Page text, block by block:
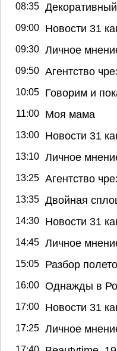
08:35
09:00 Новости 31
09:30 Личное
09:50 Агентство
10:05 Говорим и
11:00 Моя мама
13:00 Новости 31
13:10 Личное
13:25 Агентство
13:35 Двойная
14:30 Новости 31
14:45 Личное
15:05 Разбор
16:00 Однажды в
17:00 Новости 31
17:25 Личное